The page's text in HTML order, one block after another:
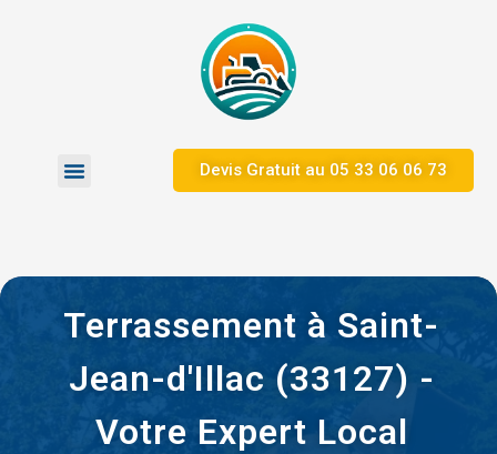
Devis Gratuit au ​05 33 06 06 73
Terrassement à Saint-
Jean-d'Illac (33127) -
Votre Expert Local